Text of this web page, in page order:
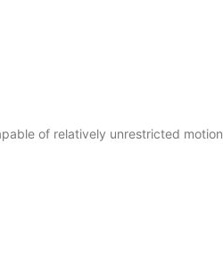
of relatively unrestricted motion